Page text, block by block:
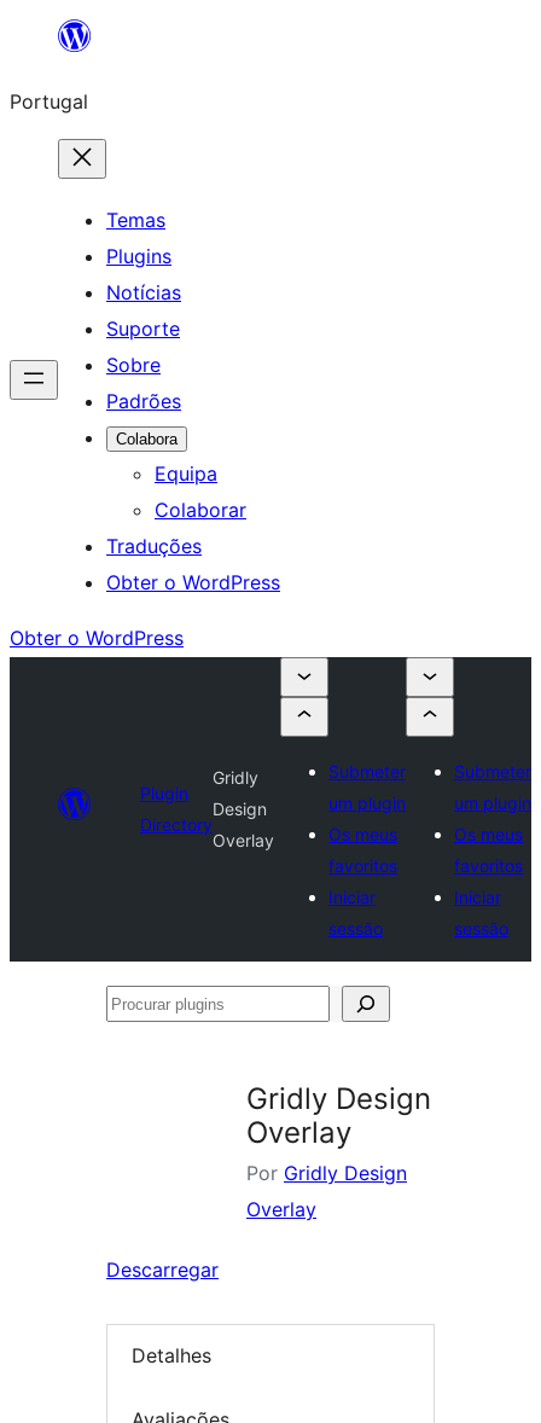
Saltar
o
conteúdo
Portugal
Temas
Plugins
Notícias
Suporte
Sobre
Padrões
Colabora
Equipa
Colaborar
Traduções
Obter o WordPress
Obter o WordPress
Plugin
Directory
Gridly
Design
Overlay
Submeter
um plugin
Os meus
favoritos
Iniciar
sessão
Submeter
um plugin
Os meus
favoritos
Iniciar
sessão
Procurar
Gridly Design
Overlay
Por Gridly Design
Overlay
Descarregar
Detalhes